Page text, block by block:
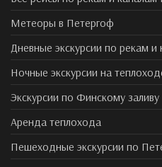
Метеоры в Петергоф
Дневные экскурсии по рекам и
Ночные экскурсии на
Экскурсии по Финскому заливу
Аренда теплохода
Пешеходные экскурсии по